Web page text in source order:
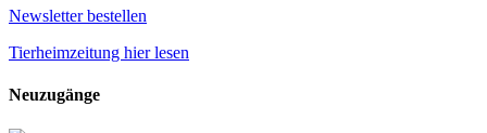
Newsletter bestellen
Tierheimzeitung hier lesen
Neuzugänge